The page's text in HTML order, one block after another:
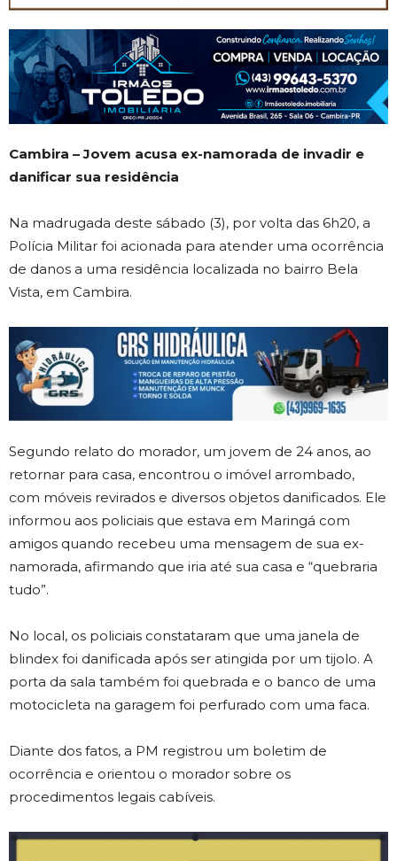
Cambira – Jovem acusa ex-namorada de invadir e
danificar sua residência
Na madrugada deste sábado (3), por volta das 6h20, a
Polícia Militar foi acionada para atender uma ocorrência
de danos a uma residência localizada no bairro Bela
Vista, em Cambira.
Segundo relato do morador, um jovem de 24 anos, ao
retornar para casa, encontrou o imóvel arrombado,
com móveis revirados e diversos objetos danificados. Ele
informou aos policiais que estava em Maringá com
amigos quando recebeu uma mensagem de sua ex-
namorada, afirmando que iria até sua casa e “quebraria
tudo”.
No local, os policiais constataram que uma janela de
blindex foi danificada após ser atingida por um tijolo. A
porta da sala também foi quebrada e o banco de uma
motocicleta na garagem foi perfurado com uma faca.
Diante dos fatos, a PM registrou um boletim de
ocorrência e orientou o morador sobre os
procedimentos legais cabíveis.